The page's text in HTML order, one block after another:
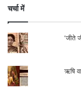
चर्चा में
‘जीते
ऋषि